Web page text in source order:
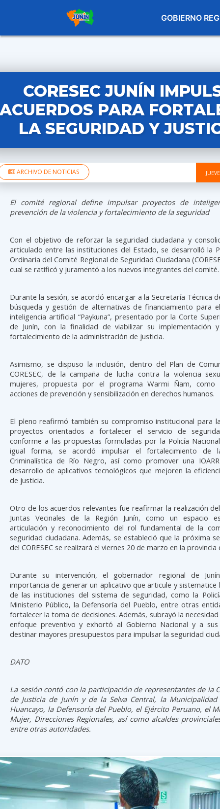
GOBIERNO
CORESEC JUNÍN
PARA
LA SEGURIDAD Y
ARCHIVO DE NOTICIAS
El comité regional define impulsar proyectos de
prevención de la violencia y fortalecimiento de la seguridad
Con el objetivo de reforzar la seguridad ciudadana y
articulado entre las instituciones del Estado, se desarrolló la
Ordinaria del Comité Regional de Seguridad Ciudadana
cual se ratificó y juramentó a los nuevos integrantes del comité.
Durante la sesión, se acordó encargar a la Secretaría Técnica
búsqueda y gestión de alternativas de financiamiento para
inteligencia artificial “Paykuna”, presentado por la Corte
de Junín, con la finalidad de viabilizar su implementación
fortalecimiento de la administración de justicia.
Asimismo, se dispuso la inclusión, dentro del Plan de
CORESEC, de la campaña de lucha contra la violencia
mujeres, propuesta por el programa Warmi Ñam,
acciones de prevención y sensibilización en derechos humanos.
El pleno reafirmó también su compromiso institucional para
proyectos orientados a fortalecer el servicio de
conforme a las propuestas formuladas por la Policía
igual forma, se acordó impulsar el fortalecimiento de
Criminalística de Río Negro, así como promover una
desarrollo de aplicativos tecnológicos que mejoren la
de justicia.
Otro de los acuerdos relevantes fue reafirmar la realización
Juntas Vecinales de la Región Junín, como un espacio
articulación y reconocimiento del rol fundamental de la
seguridad ciudadana. Además, se estableció que la próxima
del CORESEC se realizará el viernes 20 de marzo en la provincia
Durante su intervención, el gobernador regional de
importancia de generar un aplicativo que articule y sistematice
de las instituciones del sistema de seguridad, como la
Ministerio Público, la Defensoría del Pueblo, entre otras
fortalecer la toma de decisiones. Además, subrayó la
enfoque preventivo y exhortó al Gobierno Nacional y a
destinar mayores presupuestos para impulsar la seguridad
DATO
La sesión contó con la participación de representantes de la
de Justicia de Junín y de la Selva Central, la
Huancayo, la Defensoría del Pueblo, el Ejército Peruano, el
Mujer, Direcciones Regionales, así como alcaldes
entre otras autoridades.